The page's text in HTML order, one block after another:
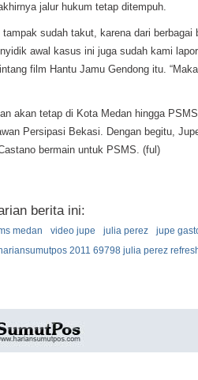
jalur hukum tetap ditempuh.
tampak sudah takut, karena dari
awal kasus ini juga sudah kami
film Hantu Jamu Gendong itu.
akan tetap di Kota Medan hingga
Persipasi Bekasi. Dengan begitu,
bermain untuk PSMS. (ful)
berita ini:
medan video jupe julia perez jupe
hariansumutpos 2011 69798 julia perez